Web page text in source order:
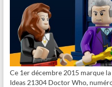
Ce 1er décembre 2015 marque
Ideas 21304 Doctor Who,